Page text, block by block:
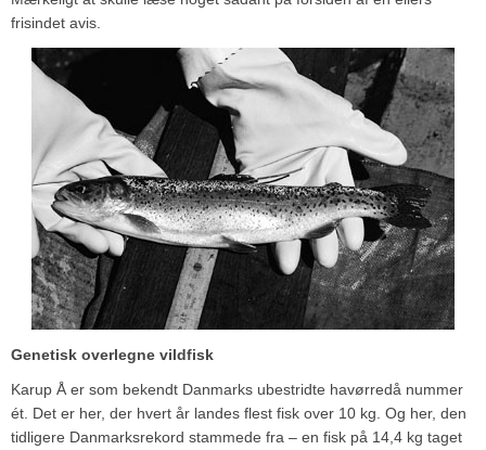
frisindet avis.
Genetisk overlegne vildfisk
Karup Å er som bekendt Danmarks ubestridte havørredå nummer
ét. Det er her, der hvert år landes flest fisk over 10 kg. Og her, den
tidligere Danmarksrekord stammede fra – en fisk på 14,4 kg taget